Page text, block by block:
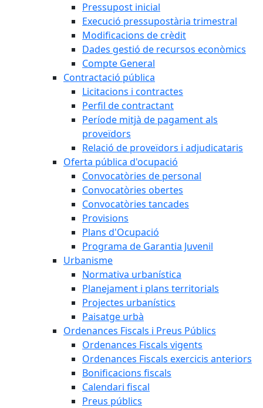
Pressupost inicial
Execució pressupostària trimestral
Modificacions de crèdit
Dades gestió de recursos econòmics
Compte General
Contractació pública
Licitacions i contractes
Perfil de contractant
Període mitjà de pagament als
proveïdors
Relació de proveïdors i adjudicataris
Oferta pública d'ocupació
Convocatòries de personal
Convocatòries obertes
Convocatòries tancades
Provisions
Plans d'Ocupació
Programa de Garantia Juvenil
Urbanisme
Normativa urbanística
Planejament i plans territorials
Projectes urbanístics
Paisatge urbà
Ordenances Fiscals i Preus Públics
Ordenances Fiscals vigents
Ordenances Fiscals exercicis anteriors
Bonificacions fiscals
Calendari fiscal
Preus públics